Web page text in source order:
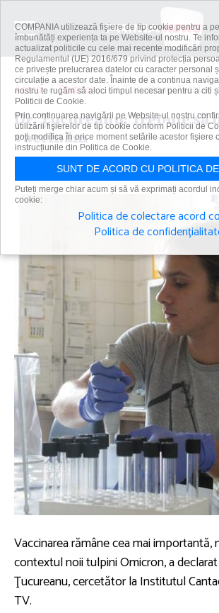
Acasă Spitale Dr. Ţucureanu: Trebuie
Dr. Ţucureanu: Trebuie să
vaccinăm
Primanews | 2 dec 2021
Vaccinarea rămâne cea mai importantă,
contextul noii tulpini Omicron, a
Ţucureanu, cercetător la Institutul
TV.
COMPANIA utilizează fişiere de tip cookie pentru a
îmbunătăți experiența ta pe Website-ul nostru. Te
actualizat politicile cu cele mai recente modificări
Regulamentul (UE) 2016/679 privind protecția
ce privește prelucrarea datelor cu caracter personal
circulație a acestor date. Înainte de a continua
nostru te rugăm să aloci timpul necesar pentru a citi
Politicii de Cookie.
Prin continuarea navigării pe Website-ul nostru
utilizării fişierelor de tip cookie conform Politicii de
poți modifica în orice moment setările acestor fişiere
instrucțiunile din Politica de Cookie.
SUNT DE ACORD CU POLITICA
Puteți merge chiar acum și să vă exprimați acordul
cookie:
Politica de colectare acord
Politica de